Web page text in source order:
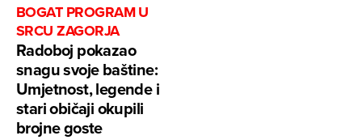
BOGAT PROGRAM U
SRCU ZAGORJA
Radoboj pokazao
snagu svoje baštine:
Umjetnost, legende i
stari običaji okupili
brojne goste